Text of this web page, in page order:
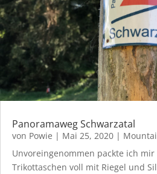
Panoramaweg Schwarzatal
von Powie | Mai 25, 2020 |
Unvoreingenommen packte ich
Trikottaschen voll mit Riegel und